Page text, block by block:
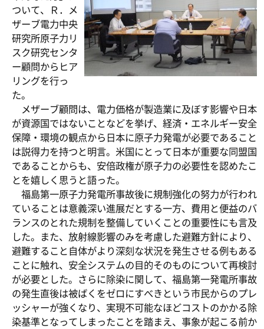
ついて、Ｒ．メ
ザーブ電力中央
研究所原子力リ
スク研究センタ
ー顧問からヒア
リングを行っ
た。
メザーブ顧問は、電力価格が製造業に及ぼす影響や日本
が資源国ではないことなどを挙げ、経済・エネルギー安全
保障・環境の観点から日本に原子力発電が必要であること
は説得力を持つと明言。米国にとって日本が重要な同盟国
であることからも、安倍政権が原子力の必要性を認めたこ
とを嬉しく思うと語った。
福島第一原子力発電所事故後に規制強化の努力が行われ
ていることは意義深い進展だとする一方、費用と便益のバ
ランスのとれた規制を整備していくことの重要性にも言及
した。また、放射線影響のみを考慮した避難方針により、
避難すること自体がより深刻な状況を発生させる例もある
ことに触れ、安全システムの目的そのものについて再検討
が必要とした。さらに除染に関して、福島第一発電所事故
の発生直後は被ばくをゼロにすべきという市民からのプレ
ッシャーが強くなり、実現不可能なほどコストのかかる除
染基準となってしまったことを踏まえ、事象が起こる前か